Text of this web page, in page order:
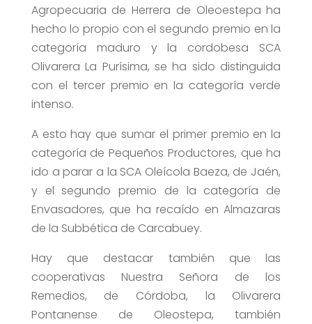
Agropecuaria de Herrera de Oleoestepa ha
hecho lo propio con el segundo premio en la
categoría maduro y la cordobesa SCA
Olivarera La Purísima, se ha sido distinguida
con el tercer premio en la categoría verde
intenso.
A esto hay que sumar el primer premio en la
categoría de Pequeños Productores, que ha
ido a parar a la SCA Oleícola Baeza, de Jaén,
y el segundo premio de la categoría de
Envasadores, que ha recaído en Almazaras
de la Subbética de Carcabuey.
Hay que destacar también que las
cooperativas Nuestra Señora de los
Remedios, de Córdoba, la Olivarera
Pontanense de Oleostepa, también